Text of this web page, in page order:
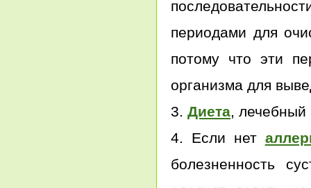
периодами для
потому что эти
организма для
3. Диета,
4. Если нет
болезненность